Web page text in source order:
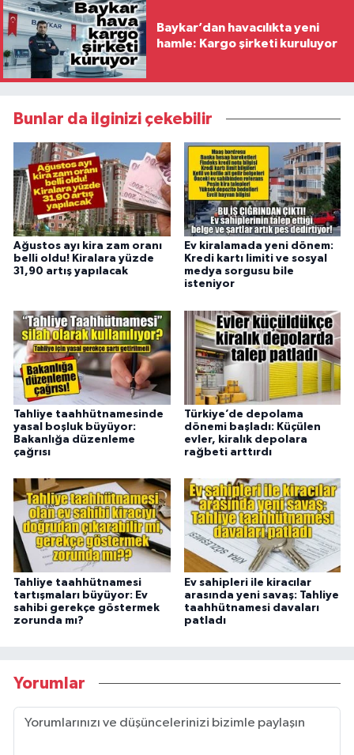
Baykar’dan havacılıkta yeni
hamle: Kargo şirketi kuruluyor
Bunlar da ilginizi çekebilir
Ağustos ayı kira zam oranı
belli oldu! Kiralara yüzde
31,90 artış yapılacak
Ev kiralamada yeni dönem:
Kredi kartı limiti ve sosyal
medya sorgusu bile
isteniyor
Tahliye taahhütnamesinde
yasal boşluk büyüyor:
Bakanlığa düzenleme
çağrısı
Türkiye’de depolama
dönemi başladı: Küçülen
evler, kiralık depolara
rağbeti arttırdı
Tahliye taahhütnamesi
tartışmaları büyüyor: Ev
sahibi gerekçe göstermek
zorunda mı?
Ev sahipleri ile kiracılar
arasında yeni savaş: Tahliye
taahhütnamesi davaları
patladı
Yorumlar